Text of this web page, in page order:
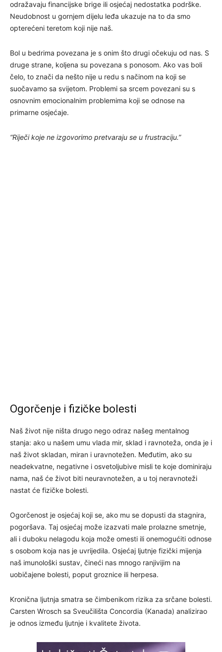
odražavaju financijske brige ili osjećaj nedostatka podrške.
Neudobnost u gornjem dijelu leđa ukazuje na to da smo
opterećeni teretom koji nije naš.
Bol u bedrima povezana je s onim što drugi očekuju od nas. S
druge strane, koljena su povezana s ponosom. Ako vas boli
čelo, to znači da nešto nije u redu s načinom na koji se
suočavamo sa svijetom. Problemi sa srcem povezani su s
osnovnim emocionalnim problemima koji se odnose na
primarne osjećaje.
“Riječi koje ne izgovorimo pretvaraju se u frustraciju.”
Ogorčenje i fizičke bolesti
Naš život nije ništa drugo nego odraz našeg mentalnog
stanja: ako u našem umu vlada mir, sklad i ravnoteža, onda je i
naš život skladan, miran i uravnotežen. Međutim, ako su
neadekvatne, negativne i osvetoljubive misli te koje dominiraju
nama, naš će život biti neuravnotežen, a u toj neravnoteži
nastat će fizičke bolesti.
Ogorčenost je osjećaj koji se, ako mu se dopusti da stagnira,
pogoršava. Taj osjećaj može izazvati male prolazne smetnje,
ali i duboku nelagodu koja može omesti ili onemogućiti odnose
s osobom koja nas je uvrijedila. Osjećaj ljutnje fizički mijenja
naš imunološki sustav, čineći nas mnogo ranjivijim na
uobičajene bolesti, poput groznice ili herpesa.
Kronična ljutnja smatra se čimbenikom rizika za srčane bolesti.
Carsten Wrosch sa Sveučilišta Concordia (Kanada) analizirao
je odnos između ljutnje i kvalitete života.